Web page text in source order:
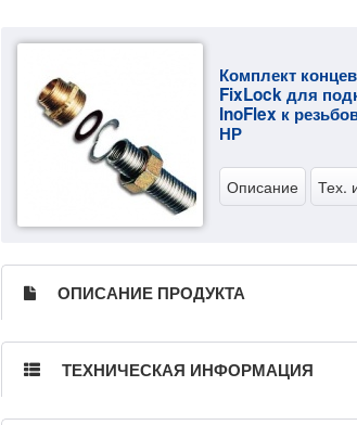
Комплект
FixLock для
InoFlex к
НР
Описание Тех.
ОПИСАНИЕ ПРОДУКТА
ТЕХНИЧЕСКАЯ ИНФОРМАЦИЯ